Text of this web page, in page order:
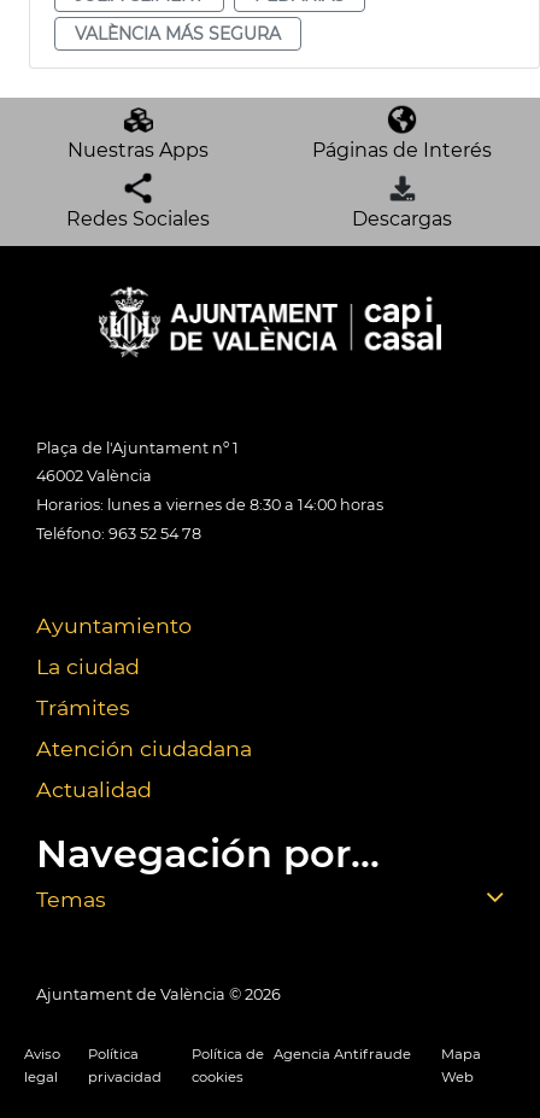
VALÈNCIA MÁS SEGURA
Nuestras Apps Páginas de Interés
Redes Sociales Descargas
Plaça de l'Ajuntament nº 1
46002 València
Horarios: lunes a viernes de 8:30 a 14:00 horas
Teléfono: 963 52 54 78
Ayuntamiento
La ciudad
Trámites
Atención ciudadana
Actualidad
Navegación por...
Temas
Ajuntament de València © 2026
Aviso
legal
Política
privacidad
Política de
cookies
Agencia Antifraude
Mapa
Web